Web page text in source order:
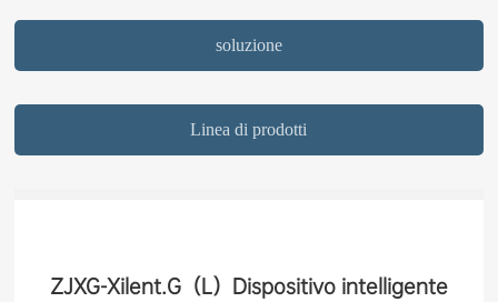
soluzione
Linea di prodotti
ZJXG-Xilent.G（L）Dispositivo intelligente